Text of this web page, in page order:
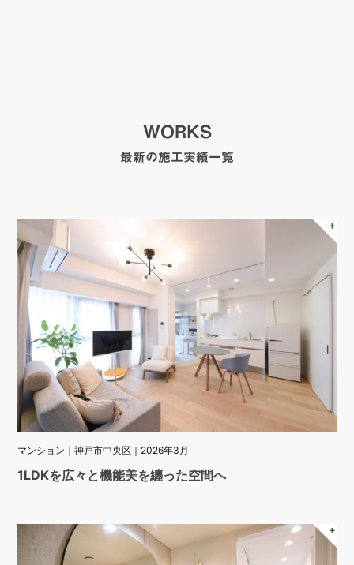
WORKS
最新の施工実績一覧
＋
マンション｜神戸市中央区｜2026年3月
1LDKを広々と機能美を纏った空間へ
＋